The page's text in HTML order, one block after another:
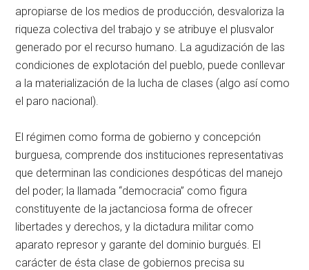
apropiarse de los medios de producción, desvaloriza la
riqueza colectiva del trabajo y se atribuye el plusvalor
generado por el recurso humano. La agudización de las
condiciones de explotación del pueblo, puede conllevar
a la materialización de la lucha de clases (algo así como
el paro nacional).
El régimen como forma de gobierno y concepción
burguesa, comprende dos instituciones representativas
que determinan las condiciones despóticas del manejo
del poder; la llamada “democracia” como figura
constituyente de la jactanciosa forma de ofrecer
libertades y derechos, y la dictadura militar como
aparato represor y garante del dominio burgués. El
carácter de ésta clase de gobiernos precisa su